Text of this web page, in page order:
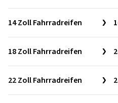
14 Zoll Fahrradreifen
18 Zoll Fahrradreifen
22 Zoll Fahrradreifen